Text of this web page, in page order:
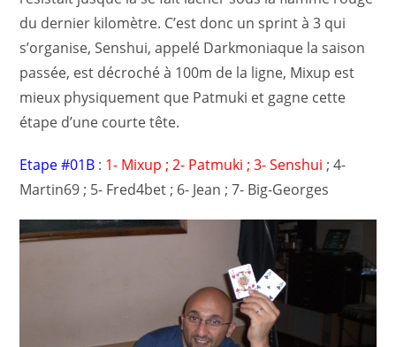
du dernier kilomètre. C’est donc un sprint à 3 qui
s’organise, Senshui, appelé Darkmoniaque la saison
passée, est décroché à 100m de la ligne, Mixup est
mieux physiquement que Patmuki et gagne cette
étape d’une courte tête.
Etape #01B : 1- Mixup ; 2- Patmuki ; 3- Senshui ; 4-
Martin69 ; 5- Fred4bet ; 6- Jean ; 7- Big-Georges